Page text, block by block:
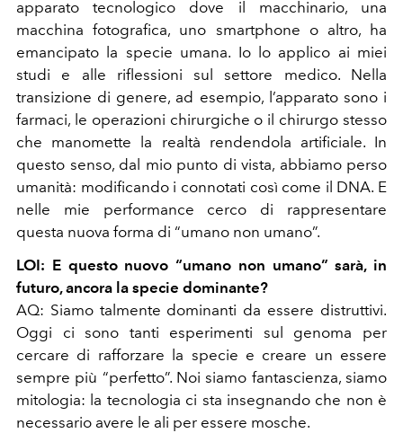
apparato tecnologico dove il macchinario, una
macchina fotografica, uno smartphone o altro, ha
emancipato la specie umana. Io lo applico ai miei
studi e alle riflessioni sul settore medico. Nella
transizione di genere, ad esempio, l’apparato sono i
farmaci, le operazioni chirurgiche o il chirurgo stesso
che manomette la realtà rendendola artificiale. In
questo senso, dal mio punto di vista, abbiamo perso
umanità: modificando i connotati così come il DNA. E
nelle mie performance cerco di rappresentare
questa nuova forma di “umano non umano”.
LOI: E questo nuovo “umano non umano” sarà, in
futuro, ancora la specie dominante?
AQ: Siamo talmente dominanti da essere distruttivi.
Oggi ci sono tanti esperimenti sul genoma per
cercare di rafforzare la specie e creare un essere
sempre più “perfetto”. Noi siamo fantascienza, siamo
mitologia: la tecnologia ci sta insegnando che non è
necessario avere le ali per essere mosche.